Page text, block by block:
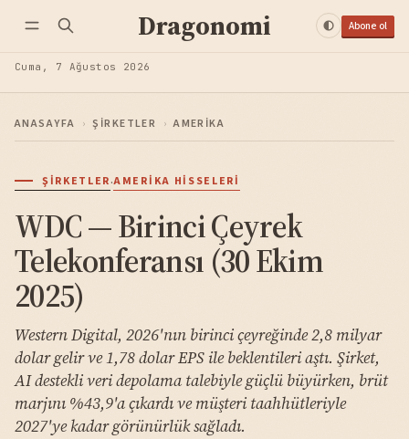
Dragonomi Abone ol
Cuma, 7 Ağustos 2026
ANASAYFA › ŞIRKETLER › AMERIKA
ŞIRKETLER·AMERIKA HISSELERI
WDC — Birinci Çeyrek
Telekonferansı (30 Ekim
2025)
Western Digital, 2026'nın birinci çeyreğinde 2,8 milyar
dolar gelir ve 1,78 dolar EPS ile beklentileri aştı. Şirket,
AI destekli veri depolama talebiyle güçlü büyürken, brüt
marjını %43,9'a çıkardı ve müşteri taahhütleriyle
2027'ye kadar görünürlük sağladı.